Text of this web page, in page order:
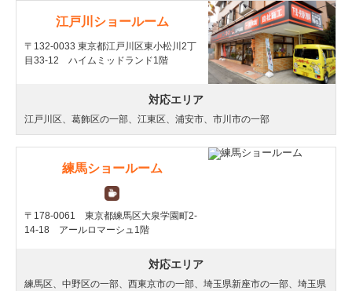
江戸川ショールーム
〒132-0033 東京都江戸川区東小松川2丁
目33-12 ハイムミッドランド1階
対応エリア
江戸川区、葛飾区の一部、江東区、浦安市、市川市の一部
練馬ショールーム
〒178-0061 東京都練馬区大泉学園町2-
14-18 アールロマーシュ1階
対応エリア
練馬区、中野区の一部、西東京市の一部、埼玉県新座市の一部、埼玉県